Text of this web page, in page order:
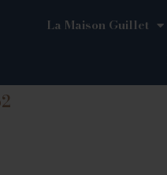
La Maison Guillet